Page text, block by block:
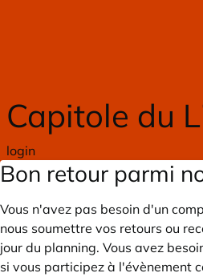
Capitole du
login
Bon retour parmi
Vous n'avez pas besoin d'un
nous soumettre vos retours ou
jour du planning. Vous avez
si vous participez à l'évènement